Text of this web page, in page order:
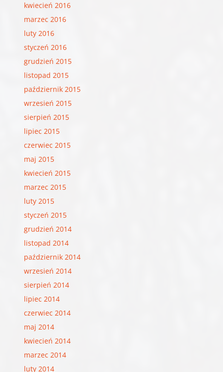
kwiecień 2016
marzec 2016
luty 2016
styczeń 2016
grudzień 2015
listopad 2015
październik 2015
wrzesień 2015
sierpień 2015
lipiec 2015
czerwiec 2015
maj 2015
kwiecień 2015
marzec 2015
luty 2015
styczeń 2015
grudzień 2014
listopad 2014
październik 2014
wrzesień 2014
sierpień 2014
lipiec 2014
czerwiec 2014
maj 2014
kwiecień 2014
marzec 2014
luty 2014